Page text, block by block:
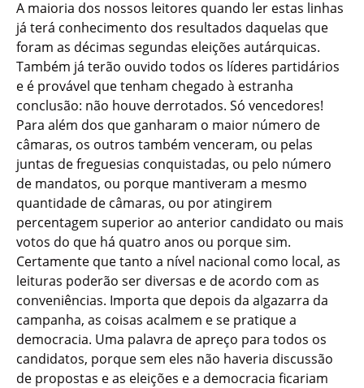
A maioria dos nossos leitores quando ler estas linhas
já terá conhecimento dos resultados daquelas que
foram as décimas segundas eleições autárquicas.
Também já terão ouvido todos os líderes partidários
e é provável que tenham chegado à estranha
conclusão: não houve derrotados. Só vencedores!
Para além dos que ganharam o maior número de
câmaras, os outros também venceram, ou pelas
juntas de freguesias conquistadas, ou pelo número
de mandatos, ou porque mantiveram a mesmo
quantidade de câmaras, ou por atingirem
percentagem superior ao anterior candidato ou mais
votos do que há quatro anos ou porque sim.
Certamente que tanto a nível nacional como local, as
leituras poderão ser diversas e de acordo com as
conveniências. Importa que depois da algazarra da
campanha, as coisas acalmem e se pratique a
democracia. Uma palavra de apreço para todos os
candidatos, porque sem eles não haveria discussão
de propostas e as eleições e a democracia ficariam